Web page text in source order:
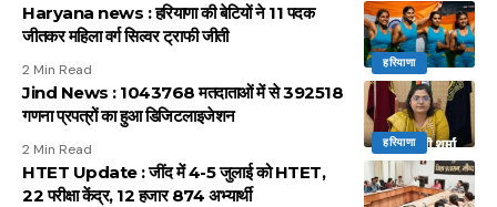
हरियाणा
Haryana news : हरियाणा की बेटियों ने 11 पदक
जीतकर महिला वर्ग सिल्वर ट्राफी जीती
2 Min Read
हरियाणा
Jind News : 1043768 मतदाताओं में से 392518
गणना प्रपत्रों का हुआ डिजिटलाइजेशन
2 Min Read
HTET Update : जींद में 4-5 जुलाई को HTET,
22 परीक्षा केंद्र, 12 हजार 874 अभ्यार्थी